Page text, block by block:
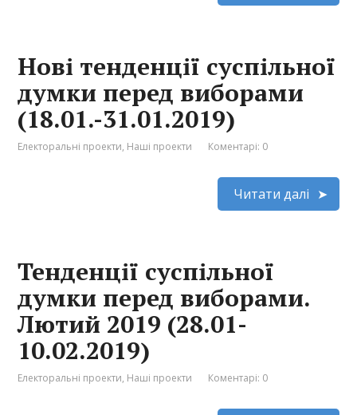
Нові тенденції суспільної
думки перед виборами
(18.01.-31.01.2019)
Електоральні проекти, Наші проекти Коментарі: 0
Читати далі
Тенденції суспільної
думки перед виборами.
Лютий 2019 (28.01-
10.02.2019)
Електоральні проекти, Наші проекти Коментарі: 0